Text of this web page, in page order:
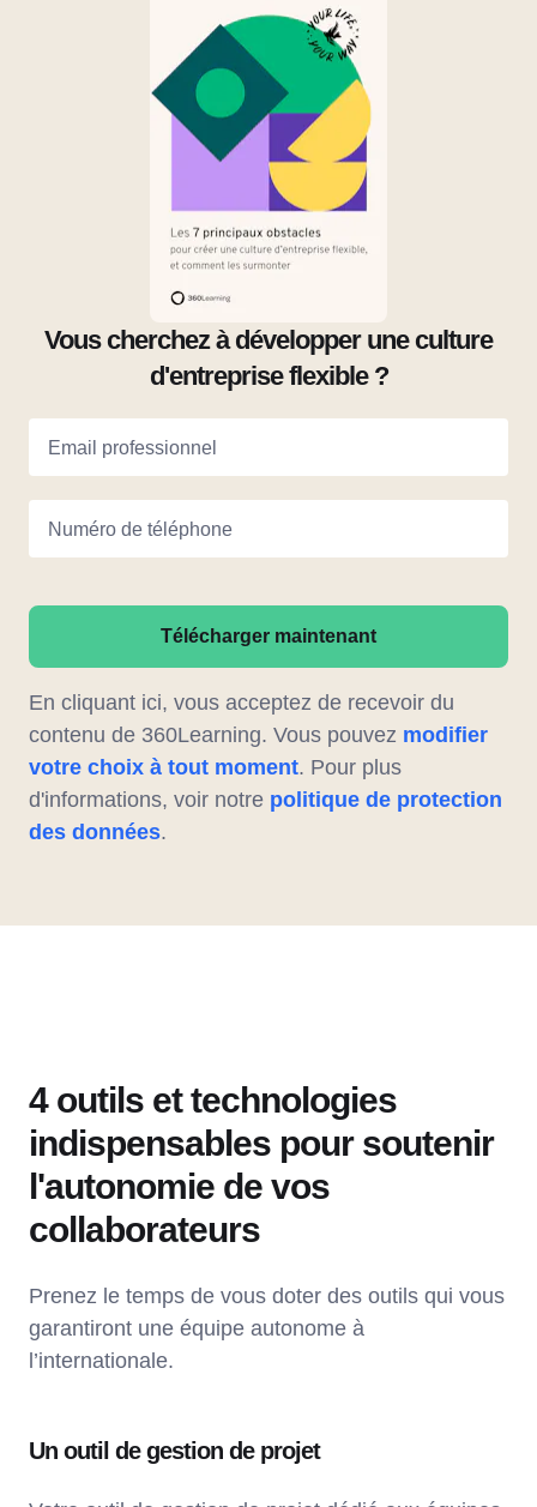
Vous cherchez à développer une culture
d'entreprise flexible ?
Email professionnel
Numéro de téléphone
Télécharger maintenant
En cliquant ici, vous acceptez de recevoir du
contenu de 360Learning. Vous pouvez modifier
votre choix à tout moment. Pour plus
d'informations, voir notre politique de protection
des données.
4 outils et technologies
indispensables pour soutenir
l'autonomie de vos
collaborateurs
Prenez le temps de vous doter des outils qui vous
garantiront une équipe autonome à
l’internationale.
Un outil de gestion de projet